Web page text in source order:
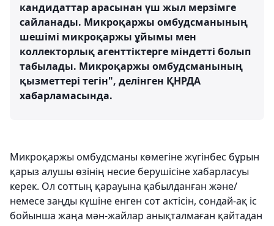
кандидаттар арасынан үш жыл мерзімге
сайланады. Микроқаржы омбудсманының
шешімі микроқаржы ұйымы мен
коллекторлық агенттіктерге міндетті болып
табылады. Микроқаржы омбудсманының
қызметтері тегін", делінген ҚНРДА
хабарламасында.
Микроқаржы омбудсманы көмегіне жүгінбес бұрын
қарыз алушы өзінің несие берушісіне хабарласуы
керек. Ол соттың қарауына қабылданған және/
немесе заңды күшіне енген сот актісін, сондай-ақ іс
бойынша жаңа мән-жайлар анықталмаған қайтадан